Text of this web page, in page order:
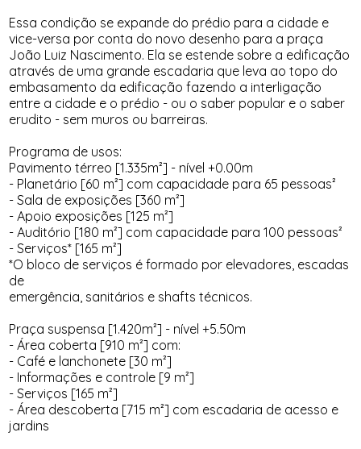
Essa condição se expande do prédio para a cidade e
vice-versa por conta do novo desenho para a praça
João Luiz Nascimento. Ela se estende sobre a edificação
através de uma grande escadaria que leva ao topo do
embasamento da edificação fazendo a interligação
entre a cidade e o prédio - ou o saber popular e o saber
erudito - sem muros ou barreiras.
Programa de usos:
Pavimento térreo [1.335m²] - nível +0.00m
- Planetário [60 m²] com capacidade para 65 pessoas²
- Sala de exposições [360 m²]
- Apoio exposições [125 m²]
- Auditório [180 m²] com capacidade para 100 pessoas²
- Serviços* [165 m²]
*O bloco de serviços é formado por elevadores, escadas
de
emergência, sanitários e shafts técnicos.
Praça suspensa [1.420m²] - nível +5.50m
- Área coberta [910 m²] com:
- Café e lanchonete [30 m²]
- Informações e controle [9 m²]
- Serviços [165 m²]
- Área descoberta [715 m²] com escadaria de acesso e
jardins